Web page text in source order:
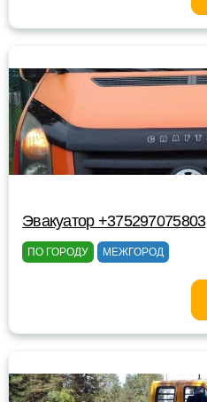
Эвакуатор +375297075803
ПО ГОРОДУ МЕЖГОРОД